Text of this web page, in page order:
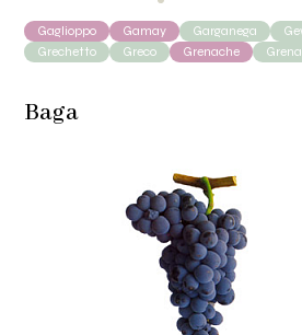
Gaglioppo Gamay Garganega
Grechetto
Greco Grenache
Baga